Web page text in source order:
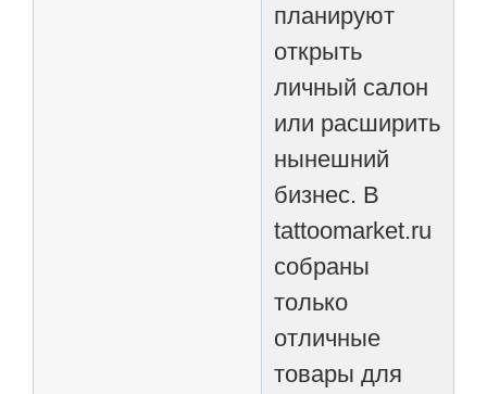
планируют
открыть
личный салон
или расширить
нынешний
бизнес. В
tattoomarket.ru
собраны
только
отличные
товары для